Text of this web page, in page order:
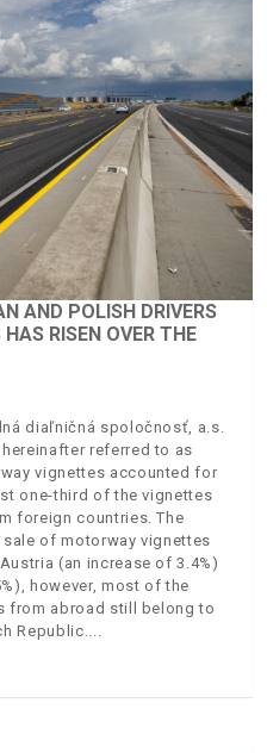
AND POLISH DRIVERS
RISEN OVER THE
diaľničná spoločnosť, a.s.
referred to as
vignettes accounted for
one-third of the vignettes
foreign countries. The
of motorway vignettes
(an increase of 3.4%)
however, most of the
from abroad still belong to
Republic.